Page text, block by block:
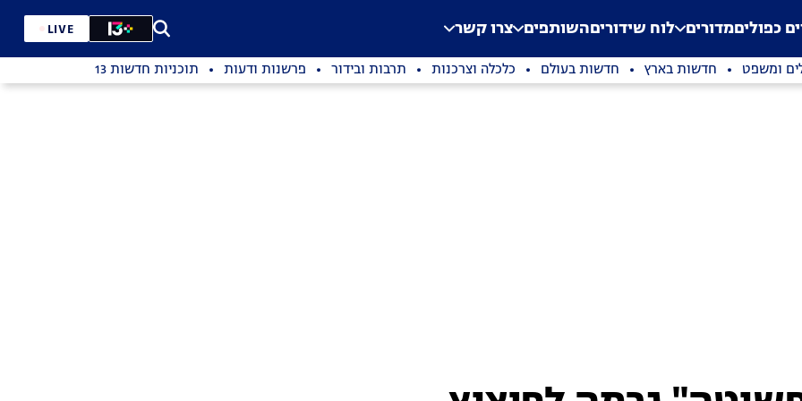
Application error: a
. כפוליםמדורים לוח שידוריםהשותפים צרו קשר LIVE
ומשפט חדשות בארץ חדשות בעולם כלכלה וצרכנות תרבות ובידור פרשנות ודעות תוכניות חדשות 13